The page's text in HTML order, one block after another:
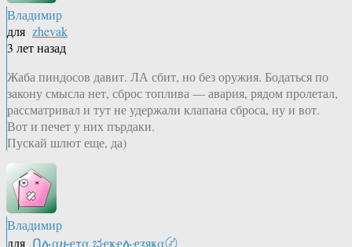
Владимир
для zhevak
3 лет назад
Жаба пиндосов давит. ЛА сбит, но без оружия. Бодаться по
закону смысла нет, сброс топлива — авария, рядом пролетал,
рассматривал и тут не удержали клапана сброса, ну и вот.
Вот и печет у них пърдаки.
Пускай шлют еще, да)
Владимир
для Ոሉαዙҿτα ಭҿҝҿሉҿʓяҝα〄